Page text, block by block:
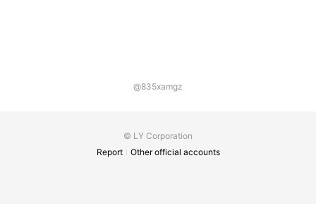
@835xamgz
© LY Corporation
Report
Other official accounts